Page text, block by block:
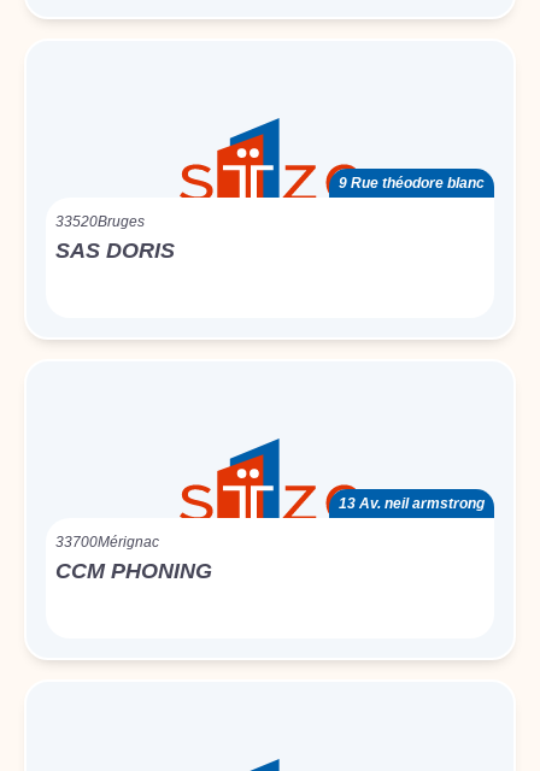
9 Rue théodore blanc
33520Bruges
SAS DORIS
13 Av. neil armstrong
33700Mérignac
CCM PHONING